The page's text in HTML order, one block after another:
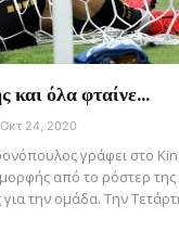
και όλα φταίνε…
Οκτ 24, 2020
γράφει στο
μορφής από το ρόστερ
την ομάδα. Την